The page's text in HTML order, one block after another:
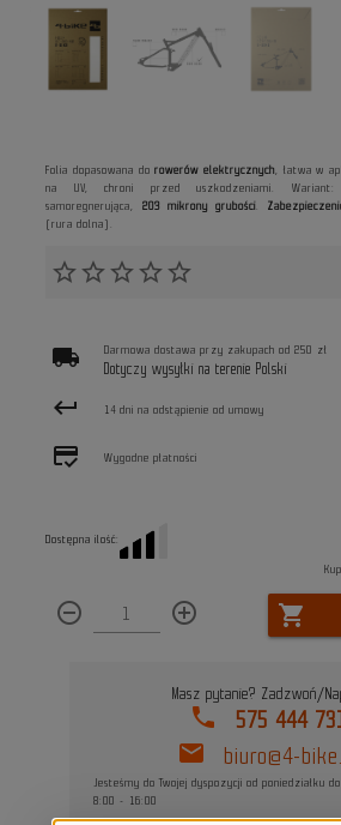
Folia dopasowana dorowerów elektrycznych, łatwa w
na UV, chroni przed uszkodzeniami. Wariant:
samoregnerująca, 203 mikrony grubości.
(rura dolna).
star_borderstar_borderstar_borderstar_borderstar_border
local_shipping Darmowa dostawa przy zakupach od 250 zł
Dotyczy wysyłki na terenie Polski
keyboard_return 14 dni na odstąpienie od umowy
credit_score Wygodne płatności
Dostępna ilość:
remove_circle_outline add_circle_outline shopping_cart
Masz pytanie? Zadzwoń/
phone 575 444
mail biuro@4-
Jesteśmy do Twojej dyspozycji od poniedziałku
8:00 - 16:00